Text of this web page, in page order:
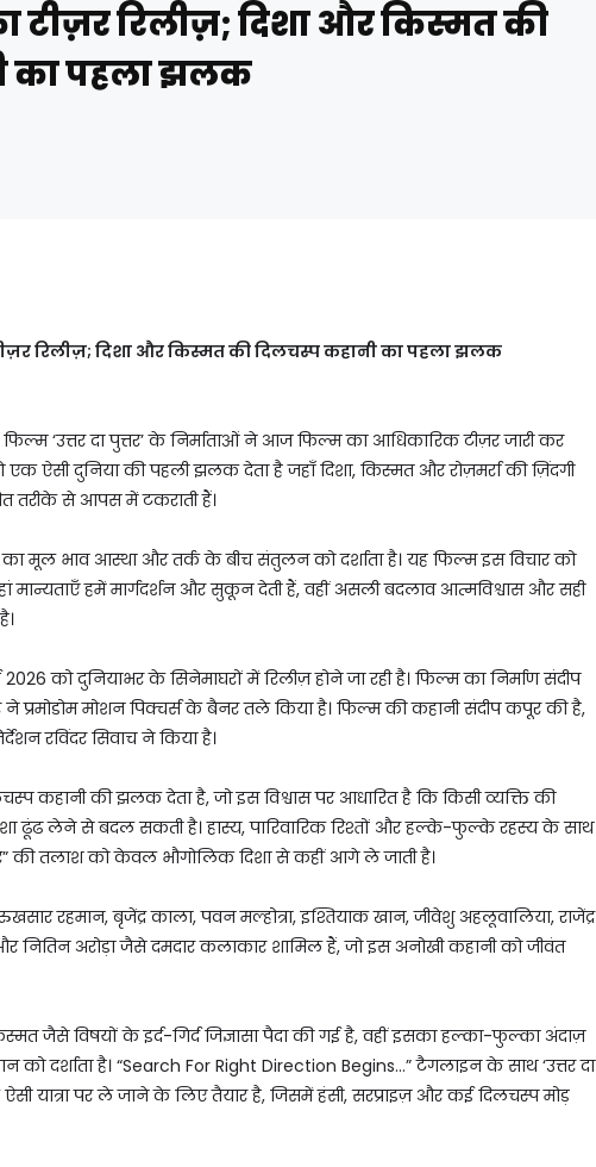
का टीज़र रिलीज़; दिशा और किस्मत की
का पहला झलक
टीज़र रिलीज़; दिशा और किस्मत की दिलचस्प कहानी का पहला झलक
फिल्म ‘उत्तर दा पुत्तर’ के निर्माताओं ने आज फिल्म का आधिकारिक टीज़र जारी कर
एक ऐसी दुनिया की पहली झलक देता है जहाँ दिशा, किस्मत और रोज़मर्रा की ज़िंदगी
तरीके से आपस में टकराती हैं।
का मूल भाव आस्था और तर्क के बीच संतुलन को दर्शाता है। यह फिल्म इस विचार को
मान्यताएँ हमें मार्गदर्शन और सुकून देती हैं, वहीं असली बदलाव आत्मविश्वास और सही
को दुनियाभर के सिनेमाघरों में रिलीज़ होने जा रही है। फिल्म का निर्माण संदीप
प्रमोडोम मोशन पिक्चर्स के बैनर तले किया है। फिल्म की कहानी संदीप कपूर की है,
रविंदर सिवाच ने किया है।
कहानी की झलक देता है, जो इस विश्वास पर आधारित है कि किसी व्यक्ति की
ढूंढ लेने से बदल सकती है। हास्य, पारिवारिक रिश्तों और हल्के-फुल्के रहस्य के साथ
की तलाश को केवल भौगोलिक दिशा से कहीं आगे ले जाती है।
रहमान, बृजेंद्र काला, पवन मल्होत्रा, इश्तियाक खान, जीवेशु अहलूवालिया, राजेंद्र
नितिन अरोड़ा जैसे दमदार कलाकार शामिल हैं, जो इस अनोखी कहानी को जीवंत
जैसे विषयों के इर्द-गिर्द जिज्ञासा पैदा की गई है, वहीं इसका हल्का-फुल्का अंदाज़
को दर्शाता है। “Search For Right Direction Begins…” टैगलाइन के साथ ‘उत्तर दा
ऐसी यात्रा पर ले जाने के लिए तैयार है, जिसमें हंसी, सरप्राइज़ और कई दिलचस्प मोड़